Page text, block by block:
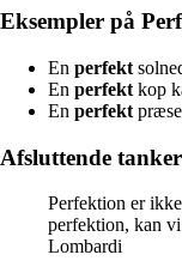
Eksempler på
En perfekt
En perfekt kop
En perfekt
Afsluttende tanker
Perfektion er
perfektion, kan
Lombardi